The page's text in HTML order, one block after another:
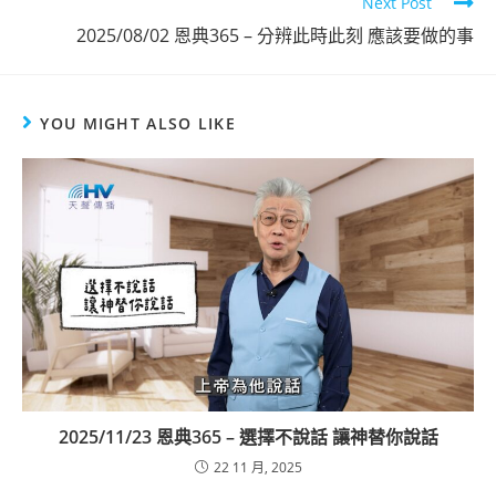
2025/08/02 恩典365 – 分辨此時此刻 應該要做的事
YOU MIGHT ALSO LIKE
2025/11/23 恩典365 – 選擇不說話 讓神替你說話
22 11 月, 2025